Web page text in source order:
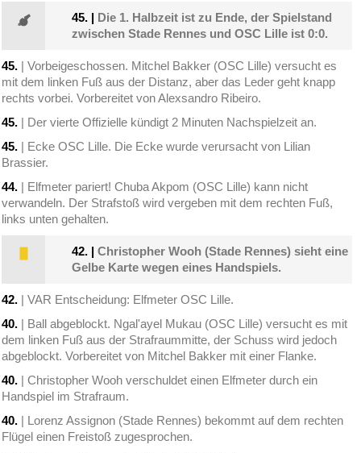
45. | Die 1. Halbzeit ist zu Ende, der Spielstand
zwischen Stade Rennes und OSC Lille ist 0:0.
45. | Vorbeigeschossen. Mitchel Bakker (OSC Lille) versucht es
mit dem linken Fuß aus der Distanz, aber das Leder geht knapp
rechts vorbei. Vorbereitet von Alexsandro Ribeiro.
45. | Der vierte Offizielle kündigt 2 Minuten Nachspielzeit an.
45. | Ecke OSC Lille. Die Ecke wurde verursacht von Lilian
Brassier.
44. | Elfmeter pariert! Chuba Akpom (OSC Lille) kann nicht
verwandeln. Der Strafstoß wird vergeben mit dem rechten Fuß,
links unten gehalten.
42. |Christopher Wooh (Stade Rennes) sieht eine
Gelbe Karte wegen eines Handspiels.
42. | VAR Entscheidung: Elfmeter OSC Lille.
40. | Ball abgeblockt. Ngal'ayel Mukau (OSC Lille) versucht es mit
dem linken Fuß aus der Strafraummitte, der Schuss wird jedoch
abgeblockt. Vorbereitet von Mitchel Bakker mit einer Flanke.
40. | Christopher Wooh verschuldet einen Elfmeter durch ein
Handspiel im Strafraum.
40. | Lorenz Assignon (Stade Rennes) bekommt auf dem rechten
Flügel einen Freistoß zugesprochen.